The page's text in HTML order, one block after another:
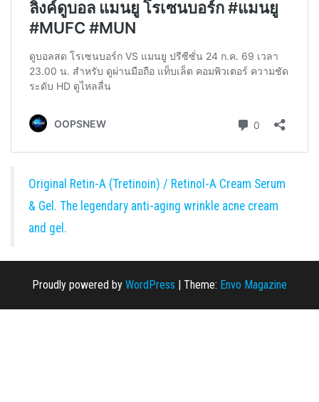
Original Retin-A (Tretinoin) / Retinol-A Cream Serum
& Gel. The legendary anti-aging wrinkle acne cream
and gel.
Proudly powered by WordPress Theme: Envo Magazine